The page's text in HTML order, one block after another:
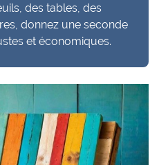
des tables, des
donnez une seconde
et économiques.